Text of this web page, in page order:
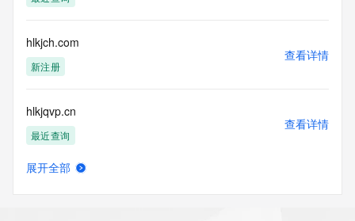
hlkjch.com
新注册
查看详情
hlkjqvp.cn
最近查询
查看详情
展开全部